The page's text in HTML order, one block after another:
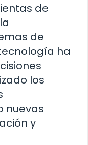
de
de
ha
los
nuevas
y